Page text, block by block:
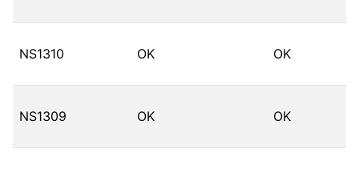
NS1310 OK OK
NS1309 OK OK